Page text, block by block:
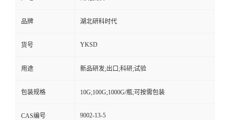
品牌 湖北研科时代
货号 YKSD
用途 新品研发;出口;科研;试验
包装规格 10G;100G;1000G/瓶;可按需包装
CAS编号 9002-13-5